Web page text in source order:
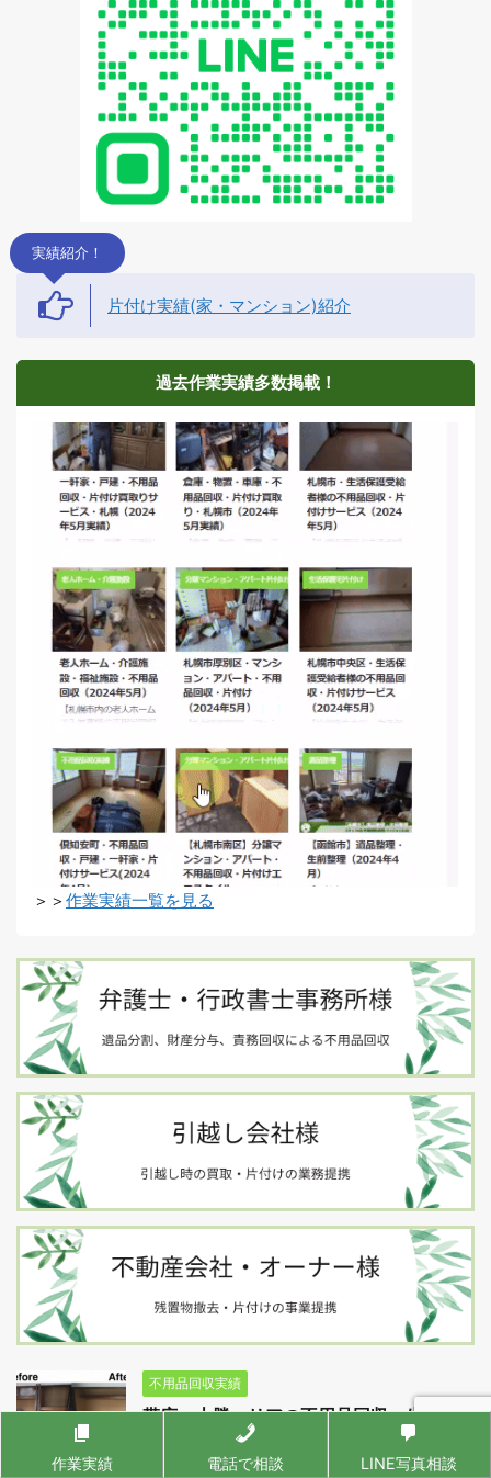
実績紹介！
片付け実績(家・マンション)紹介
過去作業実績多数掲載！
＞＞ 作業実績一覧を見る
不用品回収実績
帯広・十勝エリアの不用品回収・生前整
理【道内8拠点へ】
作業実績 電話で相談 LINE写真相談